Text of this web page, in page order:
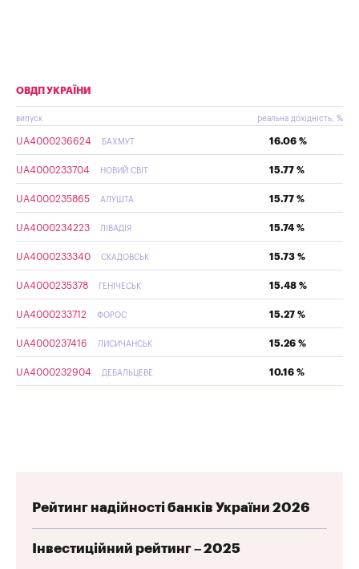
ОВДП УКРАЇНИ
випуск реальна дохідність, %
UA4000236624 БАХМУТ 16.06 %
UA4000233704 НОВИЙ СВІТ 15.77 %
UA4000235865 АЛУШТА 15.77 %
UA4000234223 ЛІВАДІЯ 15.74 %
UA4000233340 СКАДОВСЬК 15.73 %
UA4000235378 ГЕНІЧЕСЬК 15.48 %
UA4000233712 ФОРОС 15.27 %
UA4000237416 ЛИСИЧАНСЬК 15.26 %
UA4000232904 ДЕБАЛЬЦЕВЕ 10.16 %
Рейтинг надійності банків України 2026
Інвестиційний рейтинг – 2025